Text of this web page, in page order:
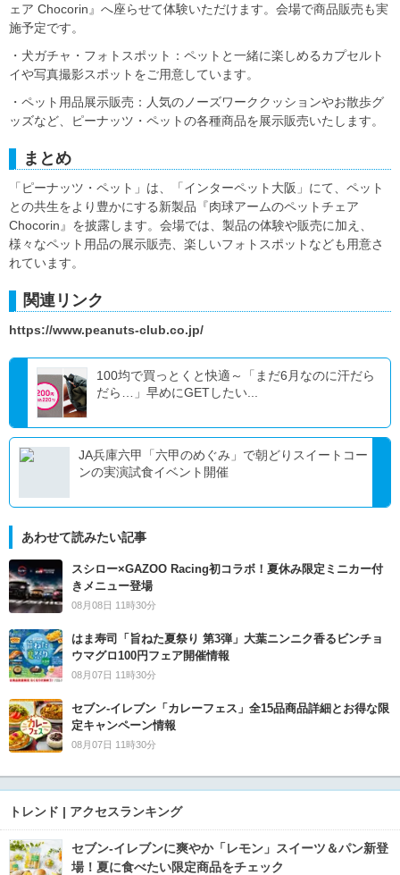
ェア Chocorin』へ座らせて体験いただけます。会場で商品販売も実
施予定です。
・犬ガチャ・フォトスポット：ペットと一緒に楽しめるカプセルト
イや写真撮影スポットをご用意しています。
・ペット用品展示販売：人気のノーズワーククッションやお散歩グ
ッズなど、ピーナッツ・ペットの各種商品を展示販売いたします。
まとめ
「ピーナッツ・ペット」は、「インターペット大阪」にて、ペット
との共生をより豊かにする新製品『肉球アームのペットチェア
Chocorin』を披露します。会場では、製品の体験や販売に加え、
様々なペット用品の展示販売、楽しいフォトスポットなども用意さ
れています。
関連リンク
https://www.peanuts-club.co.jp/
100均で買っとくと快適～「まだ6月なのに汗だら
だら…」早めにGETしたい...
JA兵庫六甲「六甲のめぐみ」で朝どりスイートコー
ンの実演試食イベント開催
あわせて読みたい記事
スシロー×GAZOO Racing初コラボ！夏休み限定ミニカー付
きメニュー登場
08月08日 11時30分
はま寿司「旨ねた夏祭り 第3弾」大葉ニンニク香るビンチョ
ウマグロ100円フェア開催情報
08月07日 11時30分
セブン‐イレブン「カレーフェス」全15品商品詳細とお得な限
定キャンペーン情報
08月07日 11時30分
トレンド | アクセスランキング
セブン‐イレブンに爽やか「レモン」スイーツ＆パン新登
場！夏に食べたい限定商品をチェック